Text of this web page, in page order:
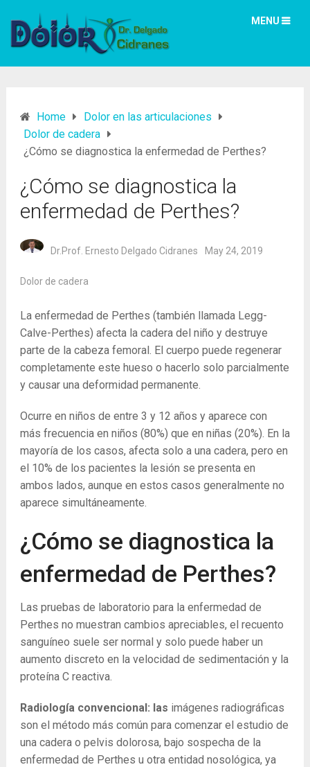
MENU
Home
Dolor en las articulaciones
Dolor de cadera
¿Cómo se diagnostica la enfermedad de Perthes?
¿Cómo se diagnostica la
enfermedad de Perthes?
Dr.Prof. Ernesto Delgado Cidranes May 24, 2019
Dolor de cadera
La enfermedad de Perthes (también llamada Legg-
Calve-Perthes) afecta la cadera del niño y destruye
parte de la cabeza femoral. El cuerpo puede regenerar
completamente este hueso o hacerlo solo parcialmente
y causar una deformidad permanente.
Ocurre en niños de entre 3 y 12 años y aparece con
más frecuencia en niños (80%) que en niñas (20%). En la
mayoría de los casos, afecta solo a una cadera, pero en
el 10% de los pacientes la lesión se presenta en
ambos lados, aunque en estos casos generalmente no
aparece simultáneamente.
¿Cómo se diagnostica la
enfermedad de Perthes?
Las pruebas de laboratorio para la enfermedad de
Perthes no muestran cambios apreciables, el recuento
sanguíneo suele ser normal y solo puede haber un
aumento discreto en la velocidad de sedimentación y la
proteína C reactiva.
Radiología convencional: las imágenes radiográficas
son el método más común para comenzar el estudio de
una cadera o pelvis dolorosa, bajo sospecha de la
enfermedad de Perthes u otra entidad nosológica, ya